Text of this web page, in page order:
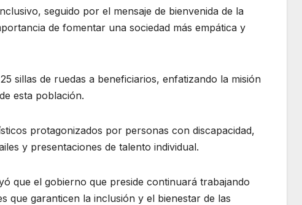
seguido por el mensaje de bienvenida de la
de fomentar una sociedad más empática y
sillas de ruedas a beneficiarios, enfatizando la misión
esta población.
protagonizados por personas con discapacidad,
y presentaciones de talento individual.
que el gobierno que preside continuará trabajando
que garanticen la inclusión y el bienestar de las